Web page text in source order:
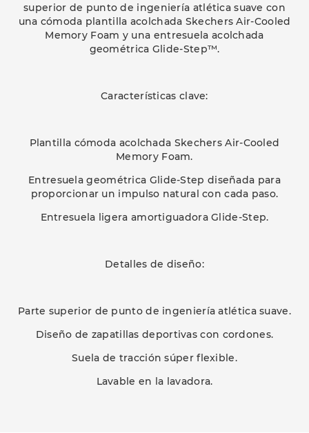
superior de punto de ingeniería atlética suave con
una cómoda plantilla acolchada Skechers Air-Cooled
Memory Foam y una entresuela acolchada
geométrica Glide-Step™.
Características clave:
Plantilla cómoda acolchada Skechers Air-Cooled
Memory Foam.
Entresuela geométrica Glide-Step diseñada para
proporcionar un impulso natural con cada paso.
Entresuela ligera amortiguadora Glide-Step.
Detalles de diseño:
Parte superior de punto de ingeniería atlética suave.
Diseño de zapatillas deportivas con cordones.
Suela de tracción súper flexible.
Lavable en la lavadora.